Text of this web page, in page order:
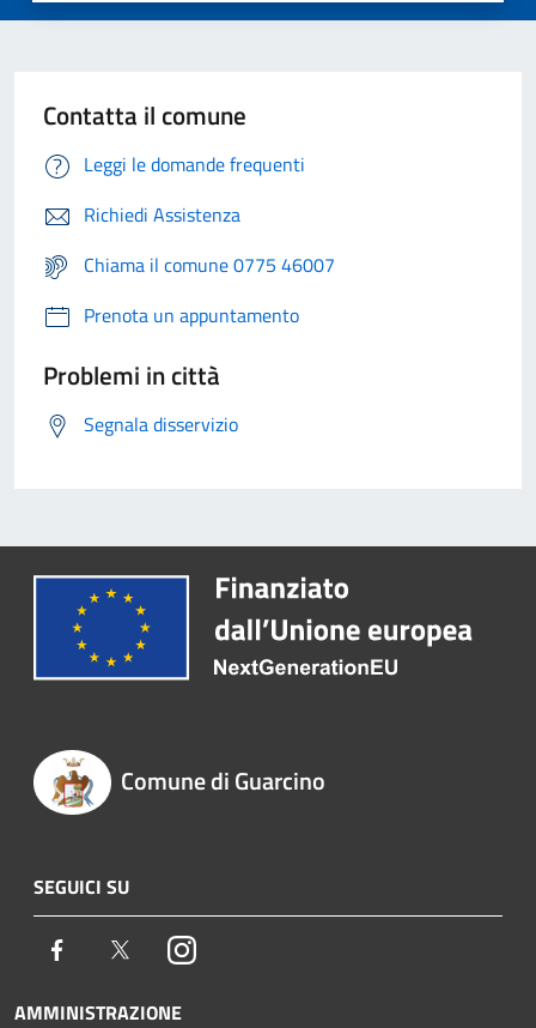
Contatta il comune
Leggi le domande frequenti
Richiedi Assistenza
Chiama il comune 0775 46007
Prenota un appuntamento
Problemi in città
Segnala disservizio
Comune di Guarcino
SEGUICI SU
Facebook TwitterInstagram
AMMINISTRAZIONE